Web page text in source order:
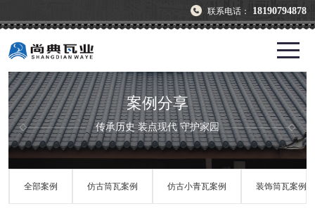
联系电话： 18190794878
案例分享
传承历史 装点现代 守护家园
全部案例 仿古筒瓦案例 仿古小青瓦案例 装饰筒瓦案例